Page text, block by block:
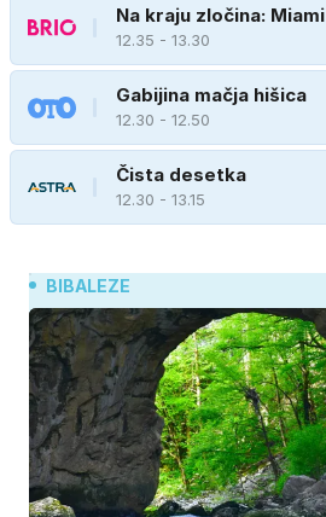
Na kraju zločina: Miami
12.35 - 13.30
Gabijina mačja hišica
12.30 - 12.50
Čista desetka
12.30 - 13.15
BIBALEZE